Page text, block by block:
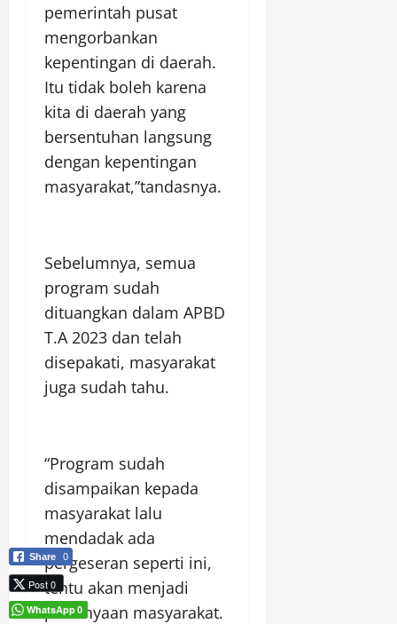
pemerintah pusat
mengorbankan
kepentingan di daerah.
Itu tidak boleh karena
kita di daerah yang
bersentuhan langsung
dengan kepentingan
masyarakat,”tandasnya.
Sebelumnya, semua
program sudah
dituangkan dalam APBD
T.A 2023 dan telah
disepakati, masyarakat
juga sudah tahu.
“Program sudah
disampaikan kepada
masyarakat lalu
mendadak ada
pergeseran seperti ini,
tentu akan menjadi
pertanyaan masyarakat.
Share 0
Post 0
WhatsApp0